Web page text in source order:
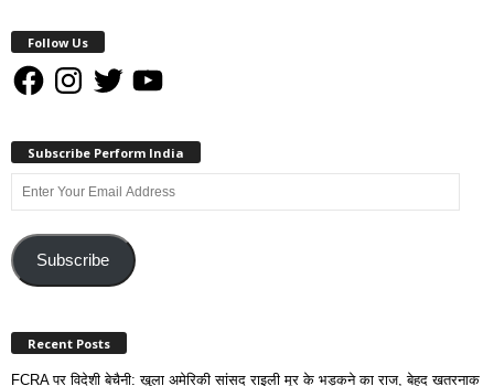
Follow Us
FacebookInstagram
Twitter YouTube
Subscribe Perform India
Enter
Your
AddressSubscribe
Recent Posts
FCRA पर विदेशी बेचैनी: खुला अमेरिकी सांसद राइली मूर के भड़कने का राज, बेहद खतरनाक